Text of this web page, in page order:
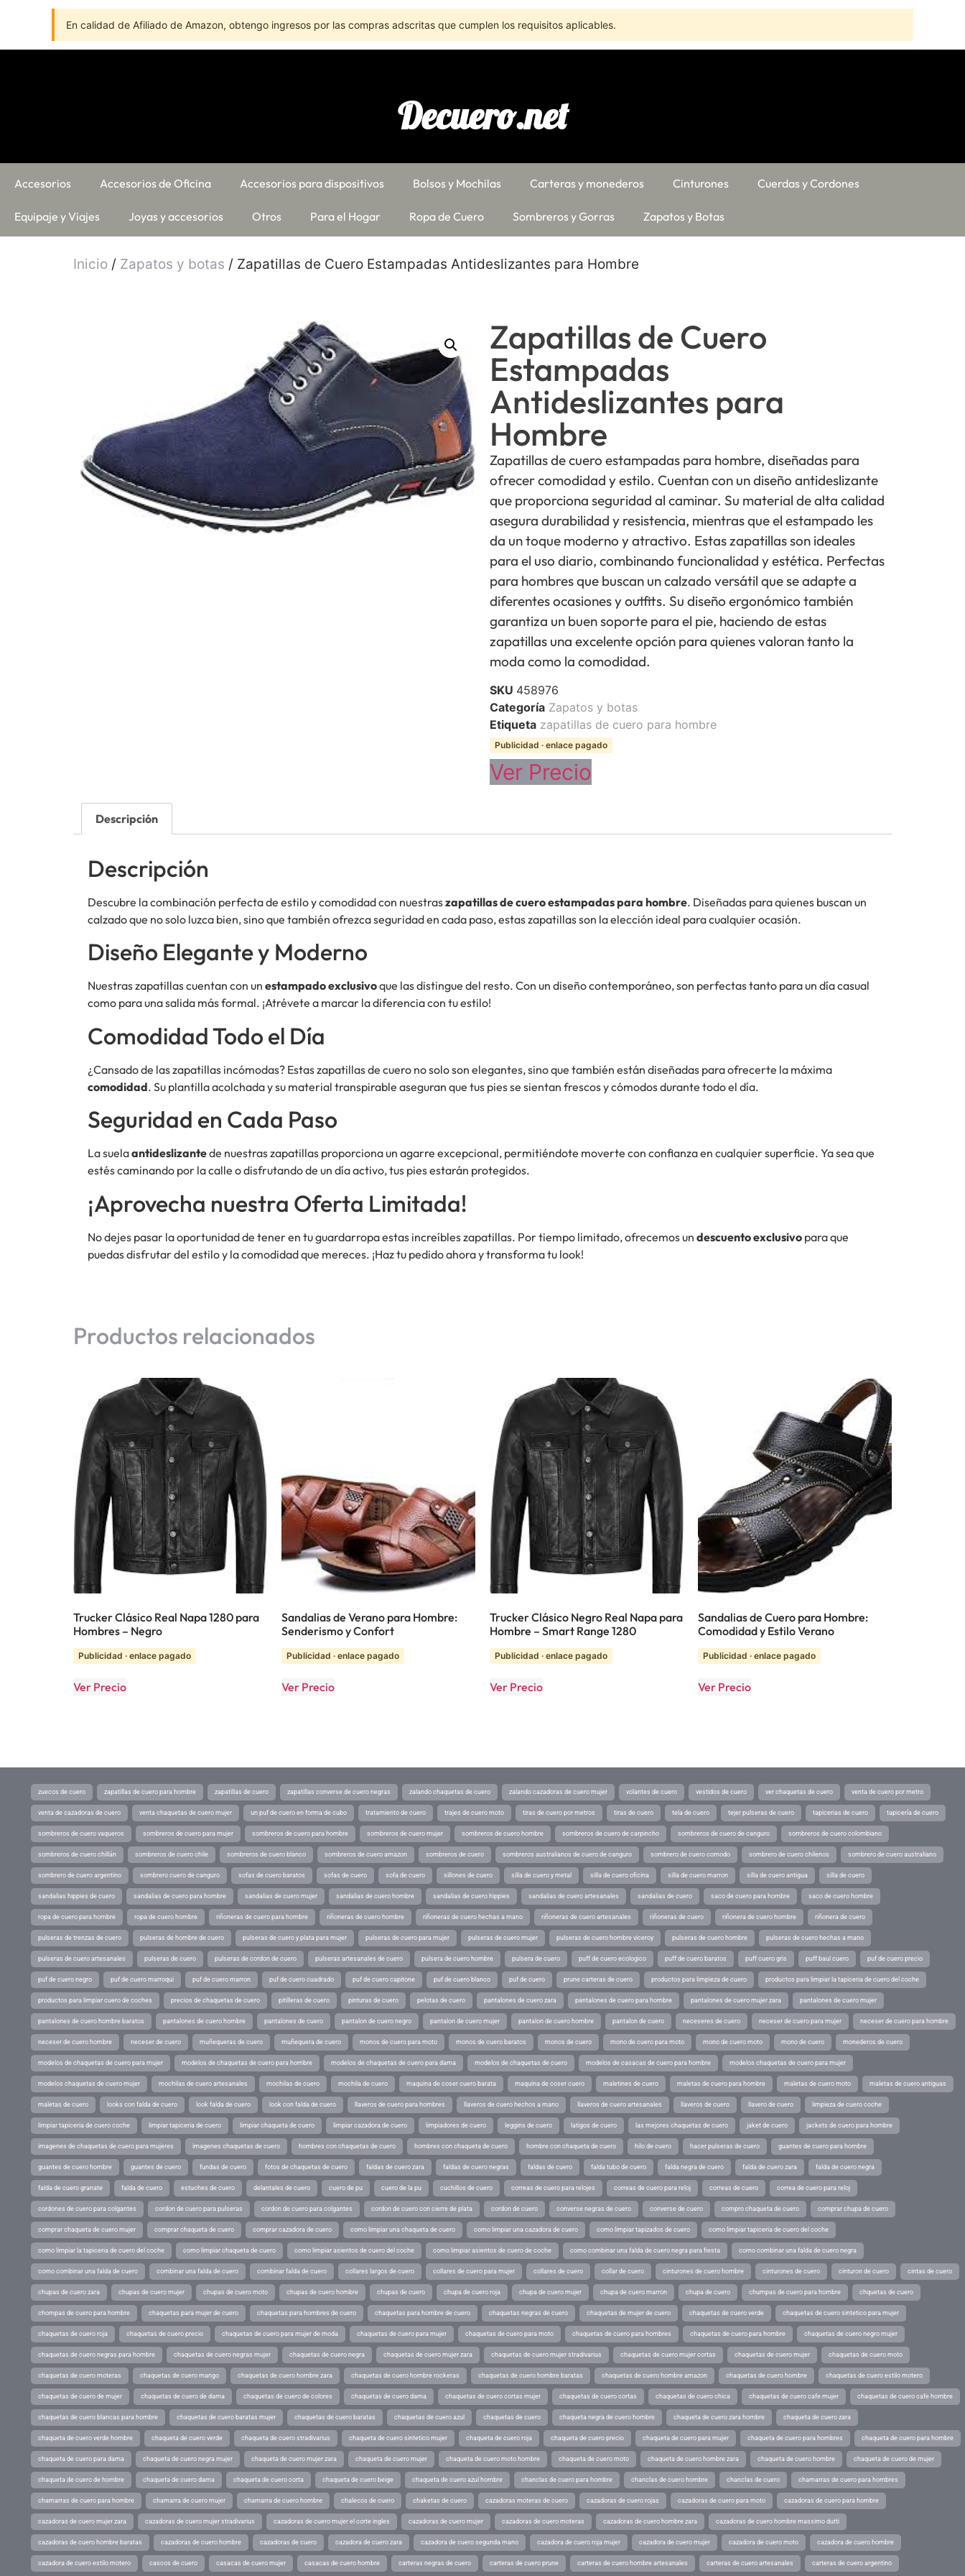
En calidad de Afiliado de Amazon, obtengo ingresos por las compras adscritas que cumplen los requisitos aplicables.
Decuero.net
Accesorios Accesorios de Oficina Accesorios para dispositivos Bolsos y Mochilas Carteras y monederos Cinturones Cuerdas y Cordones
Equipaje y Viajes Joyas y accesorios Otros Para el Hogar Ropa de Cuero Sombreros y Gorras Zapatos y Botas
Inicio / Zapatos y botas / Zapatillas de Cuero Estampadas Antideslizantes para Hombre
Zapatillas de Cuero
Estampadas
Antideslizantes para
Hombre
Zapatillas de cuero estampadas para hombre, diseñadas para
ofrecer comodidad y estilo. Cuentan con un diseño antideslizante
que proporciona seguridad al caminar. Su material de alta calidad
asegura durabilidad y resistencia, mientras que el estampado les
da un toque moderno y atractivo. Estas zapatillas son ideales
para el uso diario, combinando funcionalidad y estética. Perfectas
para hombres que buscan un calzado versátil que se adapte a
diferentes ocasiones y outfits. Su diseño ergonómico también
garantiza un buen soporte para el pie, haciendo de estas
zapatillas una excelente opción para quienes valoran tanto la
moda como la comodidad.
SKU 458976
Categoría Zapatos y botas
Etiqueta zapatillas de cuero para hombre
Publicidad · enlace pagado
Ver Precio
Descripción
Descripción
Descubre la combinación perfecta de estilo y comodidad con nuestraszapatillas de cuero estampadas para hombre. Diseñadas para quienes buscan un
calzado que no solo luzca bien, sino que también ofrezca seguridad en cada paso, estas zapatillas son la elección ideal para cualquier ocasión.
Diseño Elegante y Moderno
Nuestras zapatillas cuentan con un estampado exclusivoque las distingue del resto. Con un diseño contemporáneo, son perfectas tanto para un día casual
como para una salida más formal. ¡Atrévete a marcar la diferencia con tu estilo!
Comodidad Todo el Día
¿Cansado de las zapatillas incómodas? Estas zapatillas de cuero no solo son elegantes, sino que también están diseñadas para ofrecerte la máxima
comodidad. Su plantilla acolchada y su material transpirable aseguran que tus pies se sientan frescos y cómodos durante todo el día.
Seguridad en Cada Paso
La suelaantideslizantede nuestras zapatillas proporciona un agarre excepcional, permitiéndote moverte con confianza en cualquier superficie. Ya sea que
estés caminando por la calle o disfrutando de un día activo, tus pies estarán protegidos.
¡Aprovecha nuestra Oferta Limitada!
No dejes pasar la oportunidad de tener en tu guardarropa estas increíbles zapatillas. Por tiempo limitado, ofrecemos un descuento exclusivo para que
puedas disfrutar del estilo y la comodidad que mereces. ¡Haz tu pedido ahora y transforma tu look!
Productos relacionados
Trucker Clásico Real Napa 1280 para
Hombres – Negro
Publicidad · enlace pagado
Ver Precio
Sandalias de Verano para Hombre:
Senderismo y Confort
Publicidad · enlace pagado
Ver Precio
Trucker Clásico Negro Real Napa para
Hombre – Smart Range 1280
Publicidad · enlace pagado
Ver Precio
Sandalias de Cuero para Hombre:
Comodidad y Estilo Verano
Publicidad · enlace pagado
Ver Precio
zuecos de cuero zapatillas de cuero para hombre zapatillas de cuero zapatillas converse de cuero negras zalando chaquetas de cuero zalando cazadoras de cuero mujer volantes de cuero vestidos de cuero ver chaquetas de cuero venta de cuero por metro
venta de cazadoras de cuero venta chaquetas de cuero mujer un puf de cuero en forma de cubo tratamiento de cuero trajes de cuero moto tiras de cuero por metros tiras de cuero tela de cuero tejer pulseras de cuero tapicerias de cuero tapicería de cuero
sombreros de cuero vaqueros sombreros de cuero para mujer sombreros de cuero para hombre sombreros de cuero mujer sombreros de cuero hombre sombreros de cuero de carpincho sombreros de cuero de canguro sombreros de cuero colombiano
sombreros de cuero chillán sombreros de cuero chile sombreros de cuero blanco sombreros de cuero amazon sombreros de cuero sombreros australianos de cuero de canguro sombrero de cuero comodo sombrero de cuero chilenos sombrero de cuero australiano
sombrero de cuero argentino sombrero cuero de canguro sofas de cuero baratos sofas de cuero sofa de cuero sillones de cuero silla de cuero y metal silla de cuero oficina silla de cuero marron silla de cuero antigua silla de cuero
sandalias hippies de cuero sandalias de cuero para hombre sandalias de cuero mujer sandalias de cuero hombre sandalias de cuero hippies sandalias de cuero artesanales sandalias de cuero saco de cuero para hombre saco de cuero hombre
ropa de cuero para hombre ropa de cuero hombre riñoneras de cuero para hombre riñoneras de cuero hombre riñoneras de cuero hechas a mano riñoneras de cuero artesanales riñoneras de cuero riñonera de cuero hombre riñonera de cuero
pulseras de trenzas de cuero pulseras de hombre de cuero pulseras de cuero y plata para mujer pulseras de cuero para mujer pulseras de cuero mujer pulseras de cuero hombre viceroy pulseras de cuero hombre pulseras de cuero hechas a mano
pulseras de cuero artesanales pulseras de cuero pulseras de cordon de cuero pulseras artesanales de cuero pulsera de cuero hombre pulsera de cuero puff de cuero ecologico puff de cuero baratos puff cuero gris puff baul cuero puf de cuero precio
puf de cuero negro puf de cuero marroqui puf de cuero marron puf de cuero cuadrado puf de cuero capitone puf de cuero blanco puf de cuero prune carteras de cuero productos para limpieza de cuero productos para limpiar la tapiceria de cuero del coche
productos para limpiar cuero de coches precios de chaquetas de cuero pitilleras de cuero pinturas de cuero pelotas de cuero pantalones de cuero zara pantalones de cuero para hombre pantalones de cuero mujer zara pantalones de cuero mujer
pantalones de cuero hombre baratos pantalones de cuero hombre pantalones de cuero pantalon de cuero negro pantalon de cuero mujer pantalon de cuero hombre pantalon de cuero neceseres de cuero neceser de cuero para mujer neceser de cuero para hombre
neceser de cuero hombre neceser de cuero muñequeras de cuero muñequera de cuero monos de cuero para moto monos de cuero baratos monos de cuero mono de cuero para moto mono de cuero moto mono de cuero monederos de cuero
modelos de chaquetas de cuero para mujer modelos de chaquetas de cuero para hombre modelos de chaquetas de cuero para dama modelos de chaquetas de cuero modelos de casacas de cuero para hombre modelos chaquetas de cuero para mujer
modelos chaquetas de cuero mujer mochilas de cuero artesanales mochilas de cuero mochila de cuero maquina de coser cuero barata maquina de coser cuero maletines de cuero maletas de cuero para hombre maletas de cuero moto maletas de cuero antiguas
maletas de cuero looks con falda de cuero look falda de cuero look con falda de cuero llaveros de cuero para hombres llaveros de cuero hechos a mano llaveros de cuero artesanales llaveros de cuero llavero de cuero limpieza de cuero coche
limpiar tapiceria de cuero coche limpiar tapiceria de cuero limpiar chaqueta de cuero limpiar cazadora de cuero limpiadores de cuero leggins de cuero latigos de cuero las mejores chaquetas de cuero jaket de cuero jackets de cuero para hombre
imagenes de chaquetas de cuero para mujeres imagenes chaquetas de cuero hombres con chaquetas de cuero hombres con chaqueta de cuero hombre con chaqueta de cuero hilo de cuero hacer pulseras de cuero guantes de cuero para hombre
guantes de cuero hombre guantes de cuero fundas de cuero fotos de chaquetas de cuero faldas de cuero zara faldas de cuero negras faldas de cuero falda tubo de cuero falda negra de cuero falda de cuero zara falda de cuero negra
falda de cuero granate falda de cuero estuches de cuero delantales de cuero cuero de pu cuero de la pu cuchillos de cuero correas de cuero para relojes correas de cuero para reloj correas de cuero correa de cuero para reloj
cordones de cuero para colgantes cordon de cuero para pulseras cordon de cuero para colgantes cordon de cuero con cierre de plata cordon de cuero converse negras de cuero converse de cuero compro chaqueta de cuero comprar chupa de cuero
comprar chaqueta de cuero mujer comprar chaqueta de cuero comprar cazadora de cuero como limpiar una chaqueta de cuero como limpiar una cazadora de cuero como limpiar tapizados de cuero como limpiar tapiceria de cuero del coche
como limpiar la tapiceria de cuero del coche como limpiar chaqueta de cuero como limpiar asientos de cuero del coche como limpiar asientos de cuero de coche como combinar una falda de cuero negra para fiesta como combinar una falda de cuero negra
como combinar una falda de cuero combinar una falda de cuero combinar falda de cuero collares largos de cuero collares de cuero para mujer collares de cuero collar de cuero cinturones de cuero hombre cinturones de cuero cinturon de cuero cintas de cuero
chupas de cuero zara chupas de cuero mujer chupas de cuero moto chupas de cuero hombre chupas de cuero chupa de cuero roja chupa de cuero mujer chupa de cuero marron chupa de cuero chumpas de cuero para hombre chquetas de cuero
chompas de cuero para hombre chaquetas para mujer de cuero chaquetas para hombres de cuero chaquetas para hombre de cuero chaquetas negras de cuero chaquetas de mujer de cuero chaquetas de cuero verde chaquetas de cuero sintetico para mujer
chaquetas de cuero roja chaquetas de cuero precio chaquetas de cuero para mujer de moda chaquetas de cuero para mujer chaquetas de cuero para moto chaquetas de cuero para hombres chaquetas de cuero para hombre chaquetas de cuero negro mujer
chaquetas de cuero negras para hombre chaquetas de cuero negras mujer chaquetas de cuero negra chaquetas de cuero mujer zara chaquetas de cuero mujer stradivarius chaquetas de cuero mujer cortas chaquetas de cuero mujer chaquetas de cuero moto
chaquetas de cuero moteras chaquetas de cuero mango chaquetas de cuero hombre zara chaquetas de cuero hombre rockeras chaquetas de cuero hombre baratas chaquetas de cuero hombre amazon chaquetas de cuero hombre chaquetas de cuero estilo motero
chaquetas de cuero de mujer chaquetas de cuero de dama chaquetas de cuero de colores chaquetas de cuero dama chaquetas de cuero cortas mujer chaquetas de cuero cortas chaquetas de cuero chica chaquetas de cuero cafe mujer chaquetas de cuero cafe hombre
chaquetas de cuero blancas para hombre chaquetas de cuero baratas mujer chaquetas de cuero baratas chaquetas de cuero azul chaquetas de cuero chaqueta negra de cuero hombre chaqueta de cuero zara hombre chaqueta de cuero zara
chaqueta de cuero verde hombre chaqueta de cuero verde chaqueta de cuero stradivarius chaqueta de cuero sintetico mujer chaqueta de cuero roja chaqueta de cuero precio chaqueta de cuero para mujer chaqueta de cuero para hombres chaqueta de cuero para hombre
chaqueta de cuero para dama chaqueta de cuero negra mujer chaqueta de cuero mujer zara chaqueta de cuero mujer chaqueta de cuero moto hombre chaqueta de cuero moto chaqueta de cuero hombre zara chaqueta de cuero hombre chaqueta de cuero de mujer
chaqueta de cuero de hombre chaqueta de cuero dama chaqueta de cuero corta chaqueta de cuero beige chaqueta de cuero azul hombre chanclas de cuero para hombre chanclas de cuero hombre chanclas de cuero chamarras de cuero para hombres
chamarras de cuero para hombre chamarra de cuero mujer chamarra de cuero hombre chalecos de cuero chaketas de cuero cazadoras moteras de cuero cazadoras de cuero rojas cazadoras de cuero para moto cazadoras de cuero para hombre
cazadoras de cuero mujer zara cazadoras de cuero mujer stradivarius cazadoras de cuero mujer el corte ingles cazadoras de cuero mujer cazadoras de cuero moteras cazadoras de cuero hombre zara cazadoras de cuero hombre massimo dutti
cazadoras de cuero hombre baratas cazadoras de cuero hombre cazadoras de cuero cazadora de cuero zara cazadora de cuero segunda mano cazadora de cuero roja mujer cazadora de cuero mujer cazadora de cuero moto cazadora de cuero hombre
cazadora de cuero estilo motero cascos de cuero casacas de cuero mujer casacas de cuero hombre carteras negras de cuero carteras de cuero prune carteras de cuero hombre artesanales carteras de cuero artesanales carteras de cuero argentino